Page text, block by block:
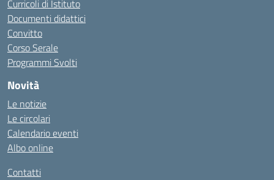
Curricoli di Istituto
Documenti didattici
Convitto
Corso Serale
Programmi Svolti
Novità
Le notizie
Le circolari
Calendario eventi
Albo online
Contatti